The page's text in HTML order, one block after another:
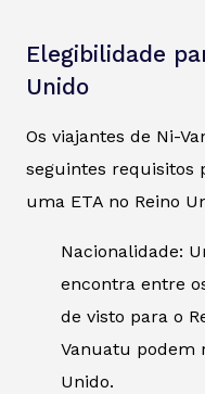
Elegibilidade
Unido
Os viajantes de Ni-
seguintes requisitos
uma ETA no Reino
Nacionalidade:
encontra entre
de visto para o
Vanuatu podem
Unido.